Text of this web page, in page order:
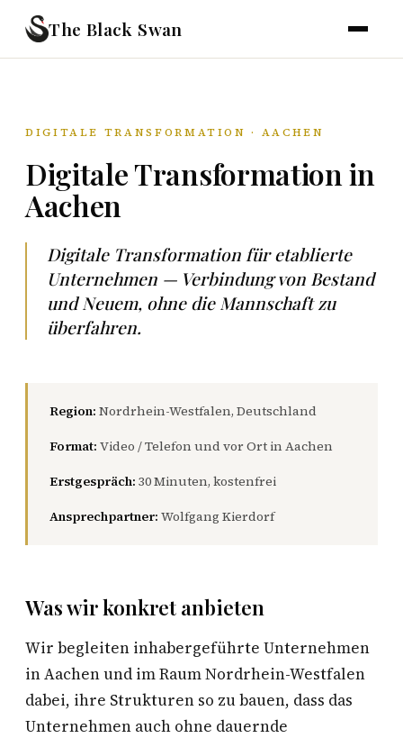
The Black Swan
DIGITALE TRANSFORMATION · AACHEN
Digitale Transformation in
Aachen
Digitale Transformation für etablierte
Unternehmen — Verbindung von Bestand
und Neuem, ohne die Mannschaft zu
überfahren.
Region: Nordrhein-Westfalen, Deutschland
Format: Video / Telefon und vor Ort in Aachen
Erstgespräch: 30 Minuten, kostenfrei
Ansprechpartner: Wolfgang Kierdorf
Was wir konkret anbieten
Wir begleiten inhabergeführte Unternehmen
in Aachen und im Raum Nordrhein-Westfalen
dabei, ihre Strukturen so zu bauen, dass das
Unternehmen auch ohne dauernde